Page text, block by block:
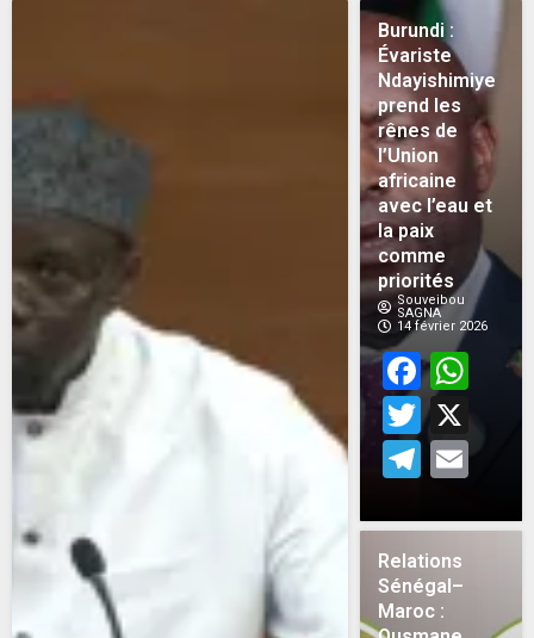
Burundi :
Évariste
Ndayishimiye
prend les
rênes de
l’Union
africaine
avec l’eau et
la paix
comme
priorités
Souveibou
SAGNA
14 février 2026
X
Relations
Sénégal–
Maroc :